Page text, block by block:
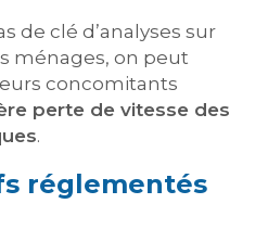
de clé d’analyses sur
ménages, on peut
concomitants
perte de vitesse des
.
réglementés